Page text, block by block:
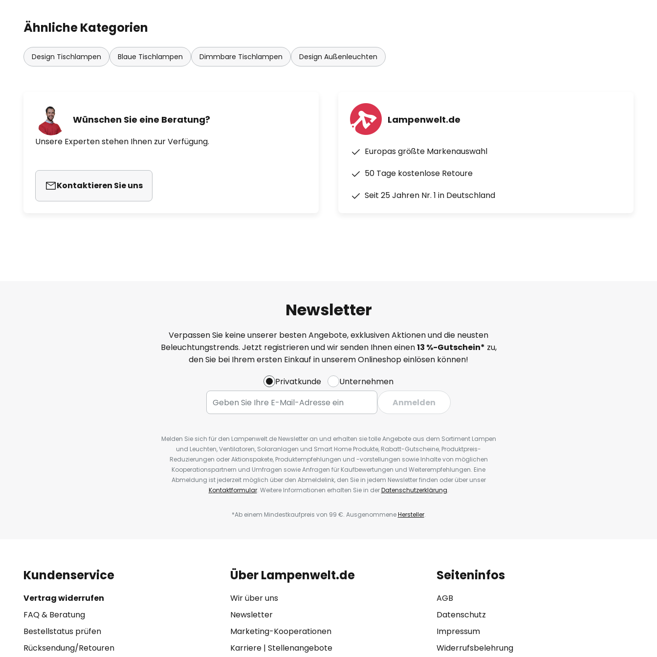
Ähnliche Kategorien
Design Tischlampen Blaue Tischlampen Dimmbare Tischlampen Design Außenleuchten
Wünschen Sie eine Beratung?
Unsere Experten stehen Ihnen zur Verfügung.
Kontaktieren Sie uns
Lampenwelt.de
Europas größte Markenauswahl
50 Tage kostenlose Retoure
Seit 25 Jahren Nr. 1 in Deutschland
Newsletter
Verpassen Sie keine unserer besten Angebote, exklusiven Aktionen und die neusten
Beleuchtungstrends. Jetzt registrieren und wir senden Ihnen einen13 %-Gutschein* zu,
den Sie bei Ihrem ersten Einkauf in unserem Onlineshop einlösen können!
Privatkunde
Unternehmen
Anmelden
Melden Sie sich für den Lampenwelt.de Newsletter an und erhalten sie tolle Angebote aus dem Sortiment Lampen
und Leuchten, Ventilatoren, Solaranlagen und Smart Home Produkte, Rabatt-Gutscheine, Produktpreis-
Reduzierungen oder Aktionspakete, Produktempfehlungen und -vorstellungen sowie Inhalte von möglichen
Kooperationspartnern und Umfragen sowie Anfragen für Kaufbewertungen und Weiterempfehlungen. Eine
Abmeldung ist jederzeit möglich über den Abmeldelink, den Sie in jedem Newsletter finden oder über unser
Kontaktformular. Weitere Informationen erhalten Sie in derDatenschutzerklärung.
*Ab einem Mindestkaufpreis von 99 €. AusgenommeneHersteller.
Kundenservice
Vertrag widerrufen
FAQ & Beratung
Bestellstatus prüfen
Rücksendung/Retouren
Über Lampenwelt.de
Wir über uns
Newsletter
Marketing-Kooperationen
Karriere| Stellenangebote
Seiteninfos
AGB
Datenschutz
Impressum
Widerrufsbelehrung